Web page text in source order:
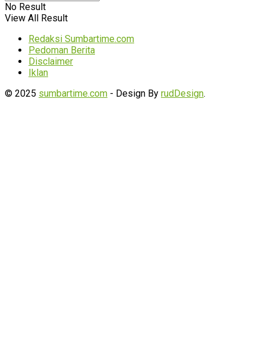
No Result
View All Result
Redaksi Sumbartime.com
Pedoman Berita
Disclaimer
Iklan
© 2025 sumbartime.com - Design By rudDesign.